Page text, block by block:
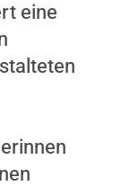
eine